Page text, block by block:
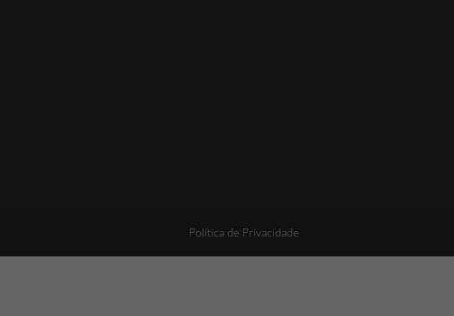
Política de Privacidade